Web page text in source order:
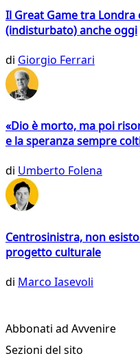
Il Great Game tra
(indisturbato) anche oggi
di Giorgio Ferrari
«Dio è morto, ma poi
e la speranza sempre
di Umberto Folena
Centrosinistra, non
progetto culturale
di Marco Iasevoli
Abbonati ad Avvenire
Sezioni del sito